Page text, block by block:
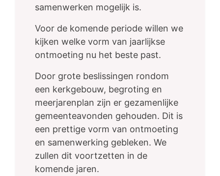
samenwerken mogelijk is.
Voor de komende periode willen we
kijken welke vorm van jaarlijkse
ontmoeting nu het beste past.
Door grote beslissingen rondom
een kerkgebouw, begroting en
meerjarenplan zijn er gezamenlijke
gemeenteavonden gehouden. Dit is
een prettige vorm van ontmoeting
en samenwerking gebleken. We
zullen dit voortzetten in de
komende jaren.